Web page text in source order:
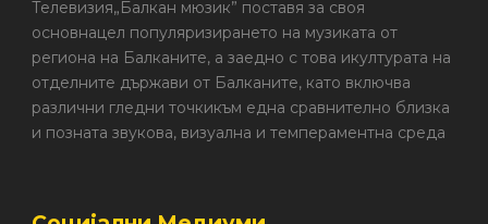
Телевизия„Балкан мюзик” поставя за своя
основнацел популяризирането на музиката от
региона на Балканите, а заедно с това икултурата на
отделните държави от Балканите, като включва
различни гледни точкикъм една сравнително близка
и позната звукова, визуална и темпераментна среда